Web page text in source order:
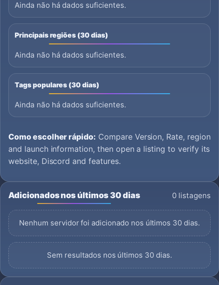
Ainda não há dados suficientes.
Principais regiões (30 dias)
Ainda não há dados suficientes.
Tags populares (30 dias)
Ainda não há dados suficientes.
Como escolher rápido: Compare Version, Rate, region
and launch information, then open a listing to verify its
website, Discord and features.
Adicionados nos últimos 30 dias 0 listagens
Nenhum servidor foi adicionado nos últimos 30 dias.
Sem resultados nos últimos 30 dias.